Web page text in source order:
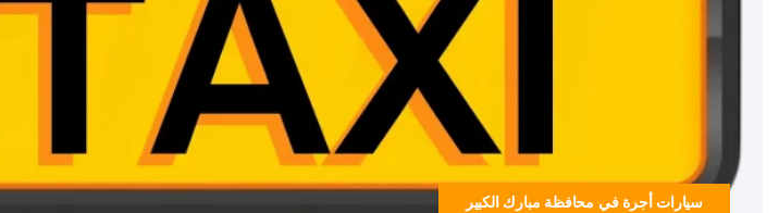
سيارات أجرة في محافظة مبارك الكبير